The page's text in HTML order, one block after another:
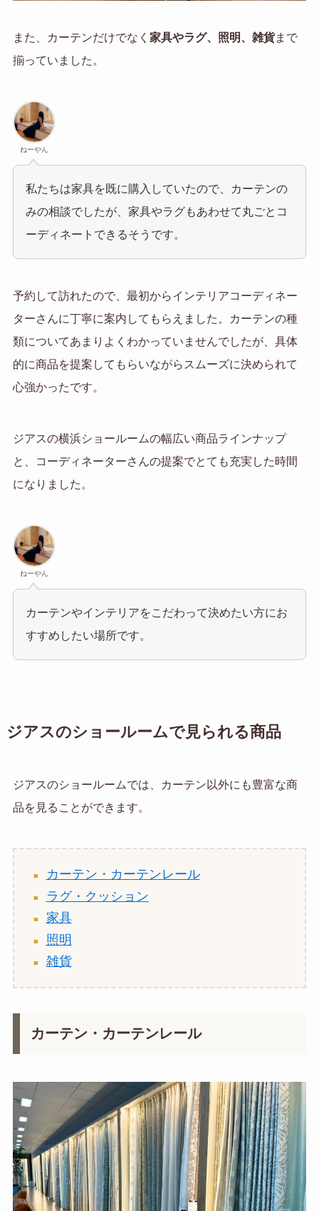
また、カーテンだけでなく 家具やラグ、照明、雑貨まで
揃っていました。
ねーやん
私たちは家具を既に購入していたので、カーテンの
みの相談でしたが、家具やラグもあわせて丸ごとコ
ーディネートできるそうです。
予約して訪れたので、最初からインテリアコーディネー
ターさんに丁寧に案内してもらえました。カーテンの種
類についてあまりよくわかっていませんでしたが、具体
的に商品を提案してもらいながらスムーズに決められて
心強かったです。
ジアスの横浜ショールームの幅広い商品ラインナップ
と、コーディネーターさんの提案でとても充実した時間
になりました。
ねーやん
カーテンやインテリアをこだわって決めたい方にお
すすめしたい場所です。
ジアスのショールームで見られる商品
ジアスのショールームでは、カーテン以外にも豊富な商
品を見ることができます。
カーテン・カーテンレール
ラグ・クッション
家具
照明
雑貨
カーテン・カーテンレール